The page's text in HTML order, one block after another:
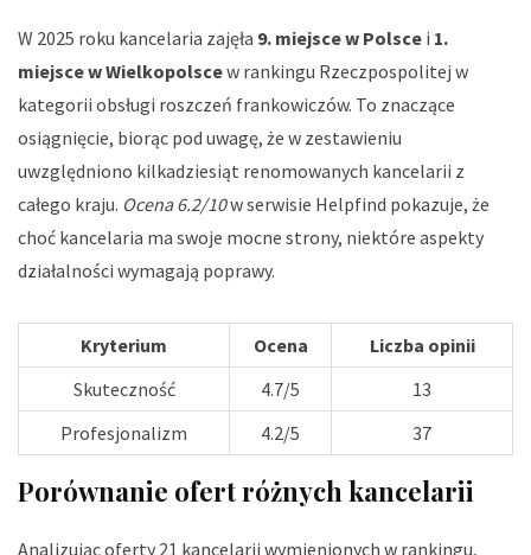
W 2025 roku kancelaria zajęła 9. miejsce w Polsce i 1.
miejsce w Wielkopolscew rankingu Rzeczpospolitej w
kategorii obsługi roszczeń frankowiczów. To znaczące
osiągnięcie, biorąc pod uwagę, że w zestawieniu
uwzględniono kilkadziesiąt renomowanych kancelarii z
całego kraju. Ocena 6.2/10w serwisie Helpfind pokazuje, że
choć kancelaria ma swoje mocne strony, niektóre aspekty
działalności wymagają poprawy.
Kryterium Ocena
Liczba opinii
Skuteczność
4.7/5
13
Profesjonalizm
4.2/5 37
Porównanie ofert różnych kancelarii
Analizując oferty 21 kancelarii wymienionych w rankingu,